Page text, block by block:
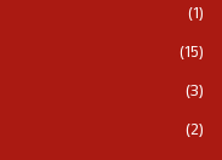
(1)
(15)
(3)
(2)